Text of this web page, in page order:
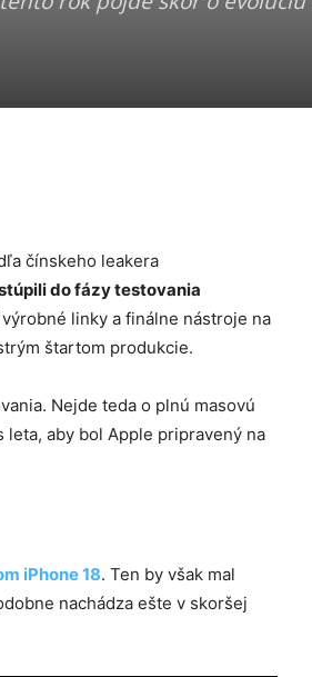
čínskeho leakera
do fázy testovania
linky a finálne nástroje na
štartom produkcie.
Nejde teda o plnú masovú
leta, aby bol Apple pripravený na
iPhone 18. Ten by však mal
nachádza ešte v skoršej